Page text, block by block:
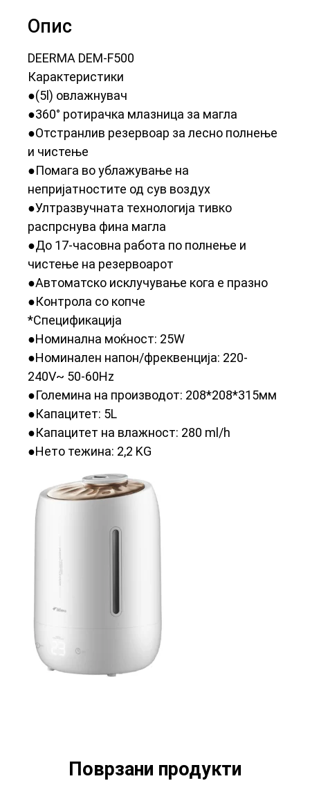
Опис
DEERMA DEM-F500
Карактеристики
●(5l) овлажнувач
●360° ротирачка млазница за магла
●Отстранлив резервоар за лесно полнење
и чистење
●Помага во ублажување на
непријатностите од сув воздух
●Ултразвучната технологија тивко
распрснува фина магла
●До 17-часовна работа по полнење и
чистење на резервоарот
●Автоматско исклучување кога е празно
●Контрола со копче
*Спецификација
●Номинална моќност: 25W
●Номинален напон/фреквенција: 220-
240V~ 50-60Hz
●Големина на производот: 208*208*315мм
●Капацитет: 5L
●Капацитет на влажност: 280 ml/h
●Нето тежина: 2,2 KG
Поврзани продукти